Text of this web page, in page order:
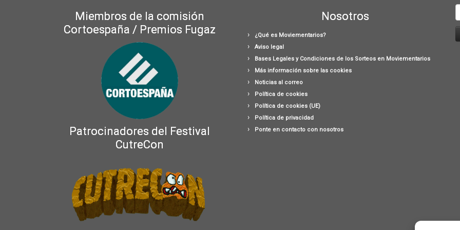
Miembros de la comisión
Cortoespaña / Premios Fugaz
Patrocinadores del Festival
CutreCon
Nosotros
¿Qué es Moviementarios?
Aviso legal
Bases Legales y Condiciones de los Sorteos en Moviementarios
Más información sobre las cookies
Noticias al correo
Política de cookies
Política de cookies (UE)
Política de privacidad
Ponte en contacto con nosotros